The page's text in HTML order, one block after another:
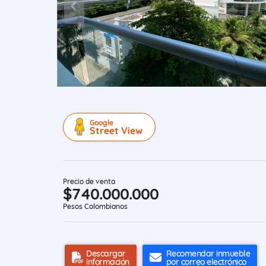
Google
Street View
Precio de venta
$740.000.000
Pesos Colombianos
Descargar
información
Recomendar inmueble
por correo electrónico